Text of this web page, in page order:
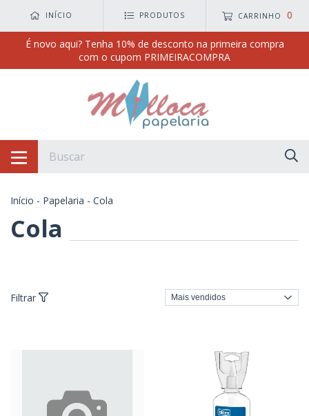
INÍCIO PRODUTOS CARRINHO 0
É novo aqui? Tenha 10% de desconto na primeira compra
com o cupom PRIMEIRACOMPRA
Início - Papelaria - Cola
Cola
Filtrar